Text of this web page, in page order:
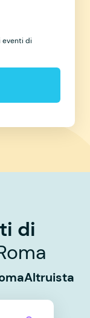
eventi di
di